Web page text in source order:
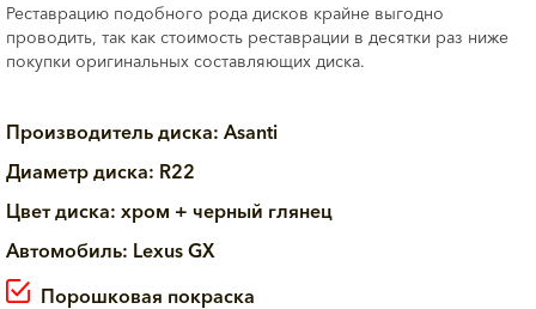
Реставрацию подобного рода дисков крайне выгодно
проводить, так как стоимость реставрации в десятки раз ниже
покупки оригинальных составляющих диска.
Производитель диска: Asanti
Диаметр диска: R22
Цвет диска: хром + черный глянец
Автомобиль: Lexus GX
Порошковая покраска